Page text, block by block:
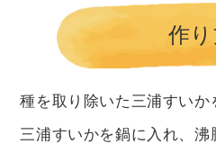
作
種を取り除いた三浦すいか
三浦すいかを鍋に入れ、沸